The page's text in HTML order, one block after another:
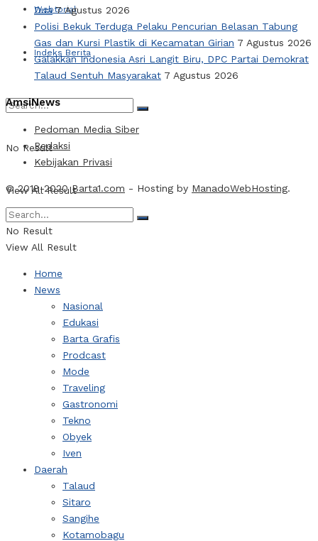
Webtorial
Indeks Berita
No Result
View All Result
Dua 7 Agustus 2026
Polisi Bekuk Terduga Pelaku Pencurian Belasan Tabung
Gas dan Kursi Plastik di Kecamatan Girian 7 Agustus 2026
Galakkan Indonesia Asri Langit Biru, DPC Partai Demokrat
Talaud Sentuh Masyarakat 7 Agustus 2026
AmsiNews
Pedoman Media Siber
Redaksi
Kebijakan Privasi
© 2018-2020Barta1.com - Hosting by ManadoWebHosting.
No Result
View All Result
Home
News
Nasional
Edukasi
Barta Grafis
Prodcast
Mode
Traveling
Gastronomi
Tekno
Obyek
Iven
Daerah
Talaud
Sitaro
Sangihe
Kotamobagu